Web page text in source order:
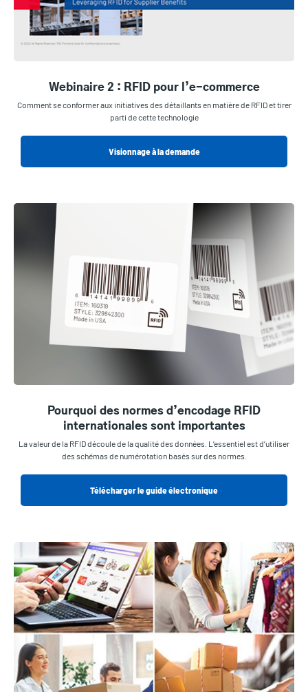
Webinaire 2 : RFID pour l’e-commerce
Comment se conformer aux initiatives des détaillants en matière de RFID et tirer
parti de cette technologie
Visionnage à la demande
Pourquoi des normes d’encodage RFID
internationales sont importantes
La valeur de la RFID découle de la qualité des données. L’essentiel est d’utiliser
des schémas de numérotation basés sur des normes.
Télécharger le guide électronique